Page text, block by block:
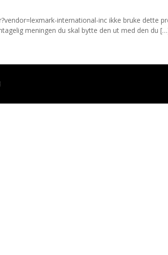
international-inc ikke bruke dette
meningen du skal bytte den ut med den du